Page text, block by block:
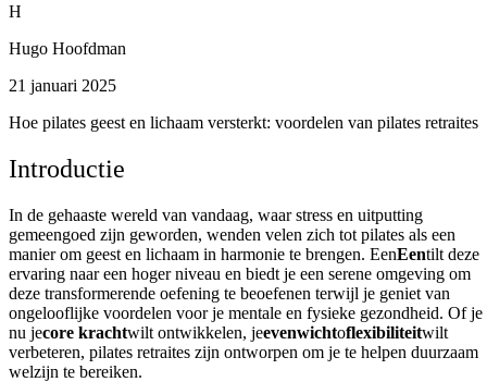
H
Hugo Hoofdman
21 januari 2025
Hoe pilates geest en lichaam versterkt: voordelen van pilates retraites
Introductie
In de gehaaste wereld van vandaag, waar stress en uitputting
gemeengoed zijn geworden, wenden velen zich tot pilates als een
manier om geest en lichaam in harmonie te brengen. EenEentilt deze
ervaring naar een hoger niveau en biedt je een serene omgeving om
deze transformerende oefening te beoefenen terwijl je geniet van
ongelooflijke voordelen voor je mentale en fysieke gezondheid. Of je
nu jecore krachtwilt ontwikkelen, jeevenwichtoflexibiliteitwilt
verbeteren, pilates retraites zijn ontworpen om je te helpen duurzaam
welzijn te bereiken.